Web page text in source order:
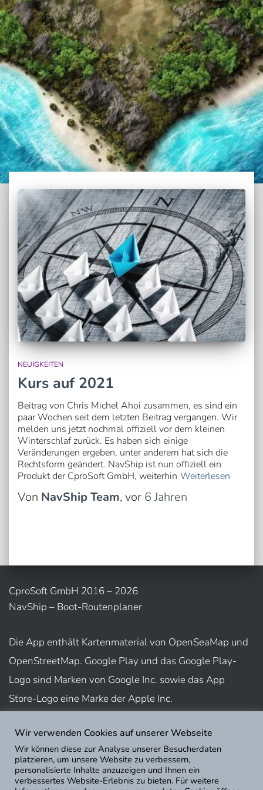
NEUIGKEITEN
Kurs auf 2021
Beitrag von Chris Michel Ahoi zusammen, es sind ein
paar Wochen seit dem letzten Beitrag vergangen. Wir
melden uns jetzt nochmal offiziell vor dem kleinen
Winterschlaf zurück. Es haben sich einige
Veränderungen ergeben, unter anderem hat sich die
Rechtsform geändert. NavShip ist nun offiziell ein
Produkt der CproSoft GmbH, weiterhin Weiterlesen
Von NavShip Team, vor 6 Jahren
CproSoft GmbH 2016 – 2026
NavShip – Boot-Routenplaner
Die App enthält Kartenmaterial von OpenSeaMap und
OpenStreetMap. Google Play und das Google Play-
Logo sind Marken von Google Inc. sowie das App
Store-Logo eine Marke der Apple Inc.
Nutzungsbedingungen
Impressum
Datenschutz
Wir verwenden Cookies auf unserer Webseite
Wir können diese zur Analyse unserer Besucherdaten
platzieren, um unsere Website zu verbessern,
personalisierte Inhalte anzuzeigen und Ihnen ein
verbessertes Website-Erlebnis zu bieten. Für weitere